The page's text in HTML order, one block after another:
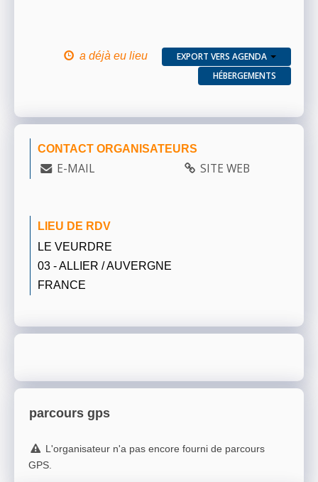
a déjà eu lieu
EXPORT VERS AGENDA
HÉBERGEMENTS
CONTACT ORGANISATEURS
E-MAIL SITE WEB
LIEU DE RDV
LE VEURDRE
03 - ALLIER / AUVERGNE
FRANCE
parcours gps
L'organisateur n'a pas encore fourni de parcours
GPS.